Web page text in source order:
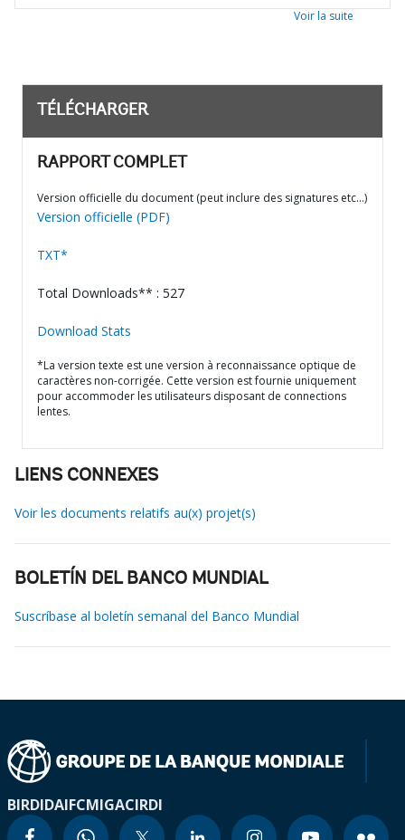
Voir la suite
TÉLÉCHARGER
RAPPORT COMPLET
Version officielle du document (peut inclure des signatures etc…)
Version officielle (PDF)
TXT*
Total Downloads** : 527
Download Stats
*La version texte est une version à reconnaissance optique de
caractères non-corrigée. Cette version est fournie uniquement
pour accommoder les utilisateurs disposant de connections
lentes.
LIENS CONNEXES
Voir les documents relatifs au(x) projet(s)
BOLETÍN DEL BANCO MUNDIAL
Suscríbase al boletín semanal del Banco Mundial
BIRDIDAIFCMIGACIRDI